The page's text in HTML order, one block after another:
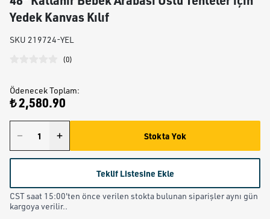
Yedek Kanvas Kılıf
SKU 219724-YEL
(0)
Ödenecek Toplam:
₺ 2,580.90
Stokta Yok
Teklif Listesine Ekle
CST saat 15:00'ten önce verilen stokta bulunan siparişler aynı gün
kargoya verilir..